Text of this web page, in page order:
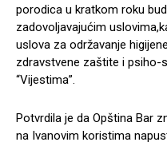
porodica u kratkom roku
zadovoljavajućim
uslova za održavanje
zdravstvene zaštite i psiho-
“Vijestima”.
Potvrdila je da Opština Bar
na Ivanovim koristima